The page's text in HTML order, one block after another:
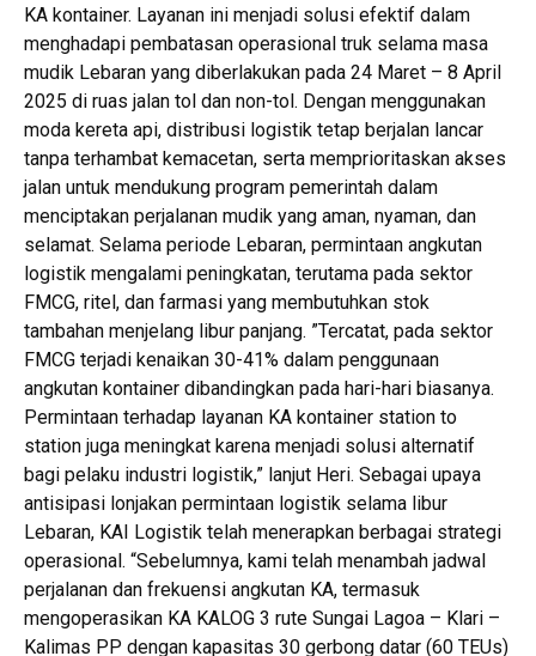
KA kontainer. Layanan ini menjadi solusi efektif dalam
menghadapi pembatasan operasional truk selama masa
mudik Lebaran yang diberlakukan pada 24 Maret – 8 April
2025 di ruas jalan tol dan non-tol. Dengan menggunakan
moda kereta api, distribusi logistik tetap berjalan lancar
tanpa terhambat kemacetan, serta memprioritaskan akses
jalan untuk mendukung program pemerintah dalam
menciptakan perjalanan mudik yang aman, nyaman, dan
selamat. Selama periode Lebaran, permintaan angkutan
logistik mengalami peningkatan, terutama pada sektor
FMCG, ritel, dan farmasi yang membutuhkan stok
tambahan menjelang libur panjang. ”Tercatat, pada sektor
FMCG terjadi kenaikan 30-41% dalam penggunaan
angkutan kontainer dibandingkan pada hari-hari biasanya.
Permintaan terhadap layanan KA kontainer station to
station juga meningkat karena menjadi solusi alternatif
bagi pelaku industri logistik,” lanjut Heri. Sebagai upaya
antisipasi lonjakan permintaan logistik selama libur
Lebaran, KAI Logistik telah menerapkan berbagai strategi
operasional. “Sebelumnya, kami telah menambah jadwal
perjalanan dan frekuensi angkutan KA, termasuk
mengoperasikan KA KALOG 3 rute Sungai Lagoa – Klari –
Kalimas PP dengan kapasitas 30 gerbong datar (60 TEUs)